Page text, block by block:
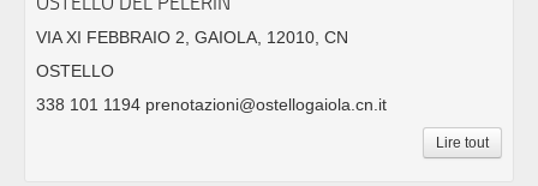
VIA XI FEBBRAIO 2, GAIOLA, 12010, CN
OSTELLO
338 101 1194 prenotazioni@ostellogaiola.cn.it
Lire tout